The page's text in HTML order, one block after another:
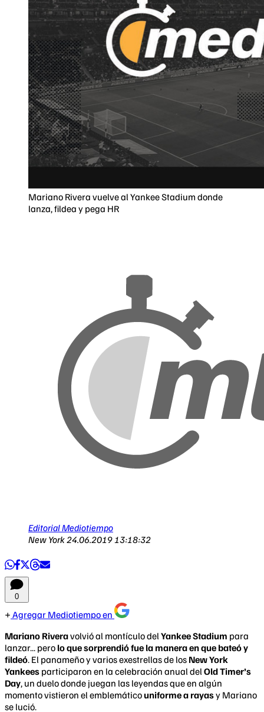
Mariano Rivera vuelve al Yankee Stadium donde
lanza, fildea y pega HR
Editorial Mediotiempo
New York24.06.2019 13:18:32
0
Agregar Mediotiempo en
Mariano Riveravolvió al montículo del Yankee Stadium para
lanzar... pero lo que sorprendió fue la manera en que bateó y
fildeó. El panameño y varios exestrellas de los New York
Yankees participaron en la celebración anual del Old Timer’s
Day, un duelo donde juegan las leyendas que en algún
momento vistieron el emblemáticouniforme a rayasy Mariano
se lució.